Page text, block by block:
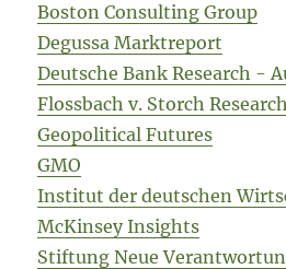
Boston Consulting Group
Degussa Marktreport
Deutsche Bank Research -
Flossbach v. Storch
Geopolitical Futures
GMO
Institut der deutschen
McKinsey Insights
Stiftung Neue